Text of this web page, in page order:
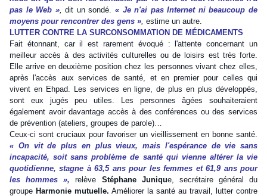
pas le Web », dit un sondé.« Je n'ai pas Internet ni beaucoup de
moyens pour rencontrer des gens », estime un autre.
LUTTER CONTRE LA SURCONSOMMATION DE MÉDICAMENTS
Fait étonnant, car il est rarement évoqué : l'attente concernant un
meilleur accès à des activités culturelles ou de loisirs est très forte.
Elle arrive en deuxième position chez les personnes vivant chez elles,
après l'accès aux services de santé, et en premier pour celles qui
vivent en Ehpad. Les services en ligne, de plus en plus développés,
sont eux jugés peu utiles. Les personnes âgées souhaiteraient
également avoir davantage accès à des conférences ou des services
de prévention (ateliers, groupes de parole)…
Ceux-ci sont cruciaux pour favoriser un vieillissement en bonne santé.
« On vit de plus en plus vieux, mais l'espérance de vie sans
incapacité, soit sans problème de santé qui vienne altérer la vie
quotidienne, stagne à 63,5 ans pour les femmes et 61,9 ans pour
les hommes », relève Stéphane Junique, secrétaire général du
groupe Harmonie mutuelle. Améliorer la santé au travail, lutter contre